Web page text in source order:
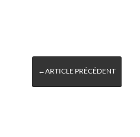
←ARTICLE PRÉCÉDENT